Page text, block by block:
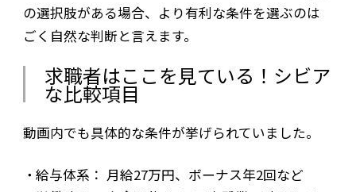
の選択肢がある場合、より有利な条件を選ぶのは
ごく自然な判断と言えます。
求職者はここを見ている！シビア
な比較項目
動画内でも具体的な条件が挙げられていました。
給与体系： 月給27万円、ボーナス年2回など